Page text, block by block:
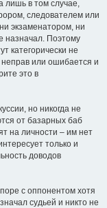
лишь в том случае,
следователем или
экзаменатором, ни
назначал. Поэтому
категорически не
неправ или ошибается и
это в
но никогда не
от базарных баб
на личности – им нет
только и
доводов
с оппонентом хотя
судьей и никто не